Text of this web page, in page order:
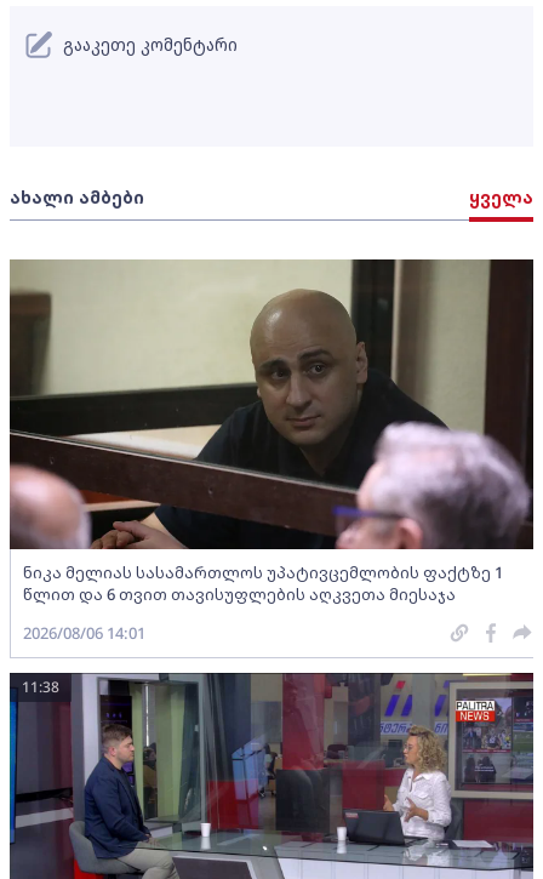
ახალი ამბები ყველა
ნიკა მელიას სასამართლოს უპატივცემლობის ფაქტზე 1
წლით და 6 თვით თავისუფლების აღკვეთა მიესაჯა
2026/08/06 14:01
11:38
გააკეთე კომენტარი